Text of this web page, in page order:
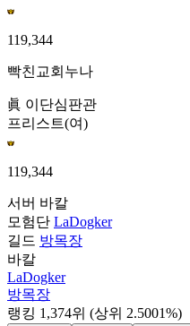
119,344
빡친교회누나
眞 이단심판관
프리스트(여)
119,344
서버 바칼
모험단 LaDogker
길드 방목장
바칼
LaDogker
방목장
랭킹 1,374위 (상위 2.5001%)